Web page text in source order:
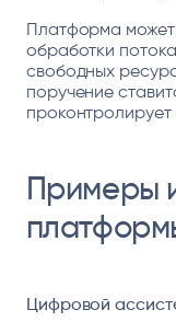
Платформа может
обработки
свободных
поручение
Примеры
Цифровой